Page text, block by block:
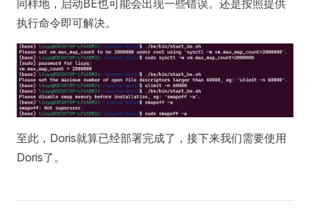
同样地，启动BE也可能会出现一些错误。还是按照提供
执行命令即可解决。
至此，Doris就算已经部署完成了，接下来我们需要使用
Doris了。